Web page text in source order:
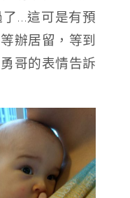
…這可是有預
辦居留，等到
哥的表情告訴